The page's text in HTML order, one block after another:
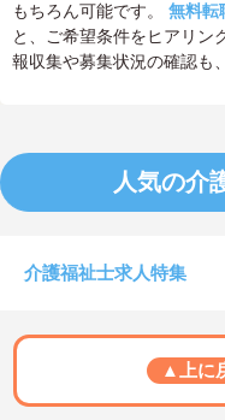
もちろん可能です。 無料転
と、ご希望条件をヒアリン
報収集や募集状況の確認も
人気の介
介護福祉士求人特集
▲上に